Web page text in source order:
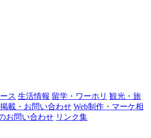
ス 生活情報 留学・ワーホリ 観光・旅
載・お問い合わせ Web制作・マーケ相
お問い合わせ リンク集